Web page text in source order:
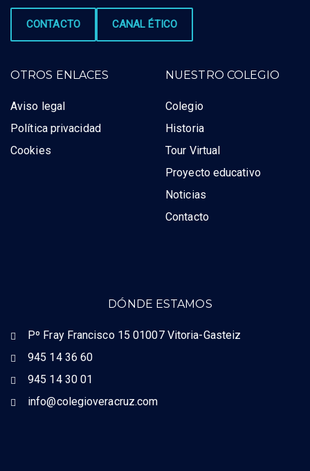
CONTACTO CANAL ÉTICO
OTROS ENLACES
Aviso legal
Política privacidad
Cookies
NUESTRO COLEGIO
Colegio
Historia
Tour Virtual
Proyecto educativo
Noticias
Contacto
DÓNDE ESTAMOS
Pº Fray Francisco 15 01007 Vitoria-Gasteiz
945 14 36 60
945 14 30 01
info@colegioveracruz.com